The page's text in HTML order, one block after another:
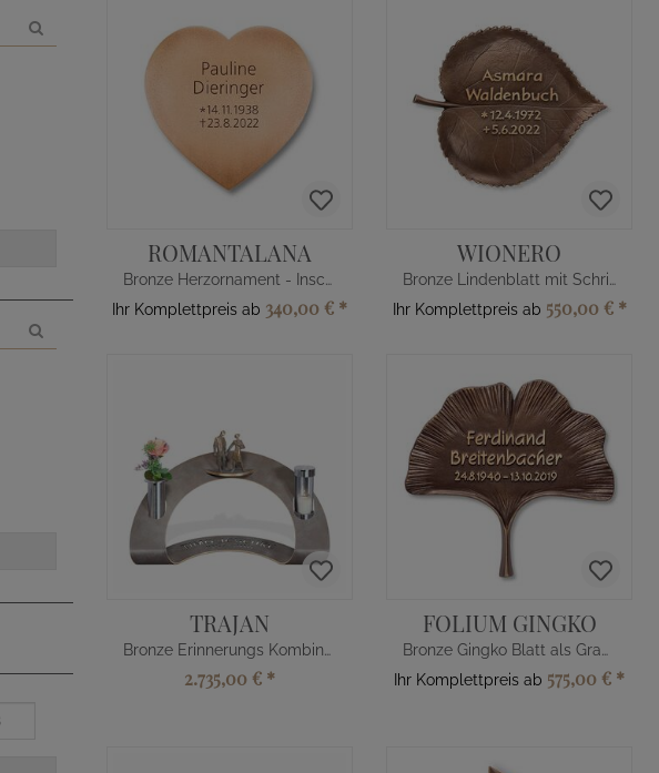
ROMANTALANA
Bronze Herzornament - Inschrift
Ihr Komplettpreis ab 340,00 € *
WIONERO
Bronze Lindenblatt mit Schrift
Ihr Komplettpreis ab 550,00 € *
TRAJAN
Bronze Erinnerungs Kombination
2.735,00 € *
FOLIUM GINGKO
Bronze Gingko Blatt als Grabtafel
Ihr Komplettpreis ab 575,00 € *